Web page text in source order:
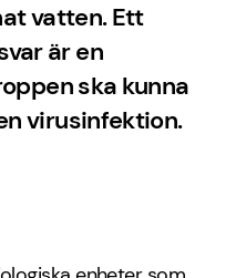
vatten. Ett
är en
ska kunna
virusinfektion.